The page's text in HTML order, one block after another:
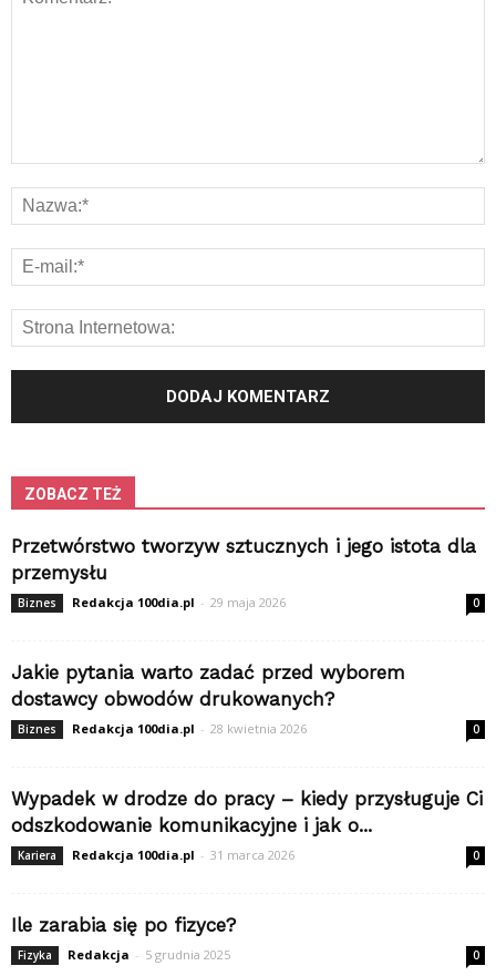
ZOBACZ TEŻ
Przetwórstwo tworzyw sztucznych i jego istota dla
przemysłu
Biznes Redakcja 100dia.pl - 29 maja 2026 0
Jakie pytania warto zadać przed wyborem
dostawcy obwodów drukowanych?
Biznes Redakcja 100dia.pl - 28 kwietnia 2026 0
Wypadek w drodze do pracy – kiedy przysługuje Ci
odszkodowanie komunikacyjne i jak o...
Kariera Redakcja 100dia.pl - 31 marca 2026 0
Ile zarabia się po fizyce?
Fizyka Redakcja - 5 grudnia 2025 0